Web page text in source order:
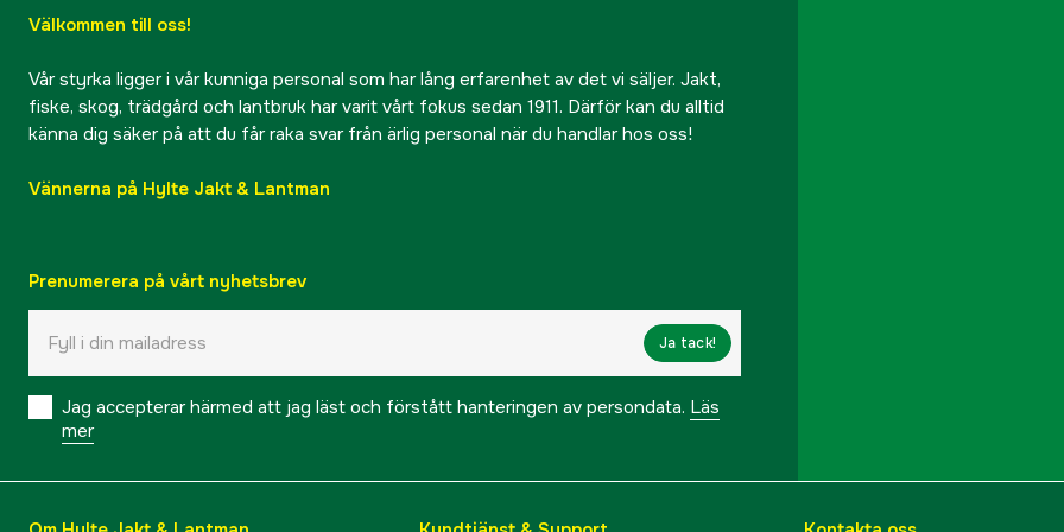
Välkommen till oss!
Vår styrka ligger i vår kunniga personal som har lång erfarenhet av det vi säljer. Jakt,
fiske, skog, trädgård och lantbruk har varit vårt fokus sedan 1911. Därför kan du alltid
känna dig säker på att du får raka svar från ärlig personal när du handlar hos oss!
Vännerna på Hylte Jakt & Lantman
Prenumerera på vårt nyhetsbrev
Ja tack!
Jag accepterar härmed att jag läst och förstått hanteringen av persondata. Läs
mer